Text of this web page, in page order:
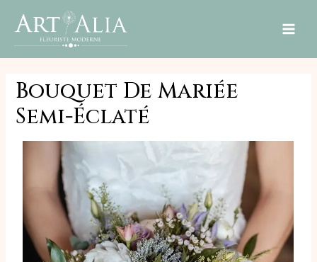
Bouquet De Mariée
Semi-Éclaté